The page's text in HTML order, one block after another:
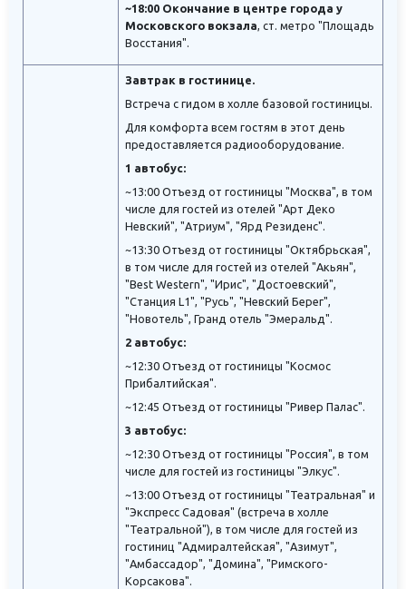
~18:00 Окончание в центре города у
Московского вокзала, ст. метро "Площадь
Восстания".
Завтрак в гостинице.
Встреча с гидом в холле базовой гостиницы.
Для комфорта всем гостям в этот день
предоставляется радиооборудование.
1 автобус:
~13:00 Отъезд от гостиницы "Москва", в том
числе для гостей из отелей "Арт Деко
Невский", "Атриум", "Ярд Резиденс".
~13:30 Отъезд от гостиницы "Октябрьская",
в том числе для гостей из отелей "Акьян",
"Best Western", "Ирис", "Достоевский",
"Станция L1", "Русь", "Невский Берег",
"Новотель", Гранд отель "Эмеральд".
2 автобус:
~12:30 Отъезд от гостиницы "Космос
Прибалтийская".
~12:45 Отъезд от гостиницы "Ривер Палас".
3 автобус:
~12:30 Отъезд от гостиницы "Россия", в том
числе для гостей из гостиницы "Элкус".
~13:00 Отъезд от гостиницы "Театральная" и
"Экспресс Садовая" (встреча в холле
"Театральной"), в том числе для гостей из
гостиниц "Адмиралтейская", "Азимут",
"Амбассадор", "Домина", "Римского-
Корсакова".